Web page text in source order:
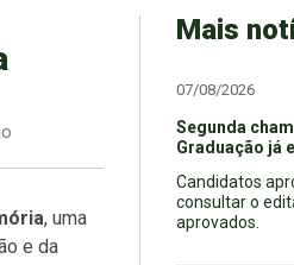
, uma
e da
Mais
07/08/2026
Segunda
Graduação já
Candidatos
consultar o
aprovados.